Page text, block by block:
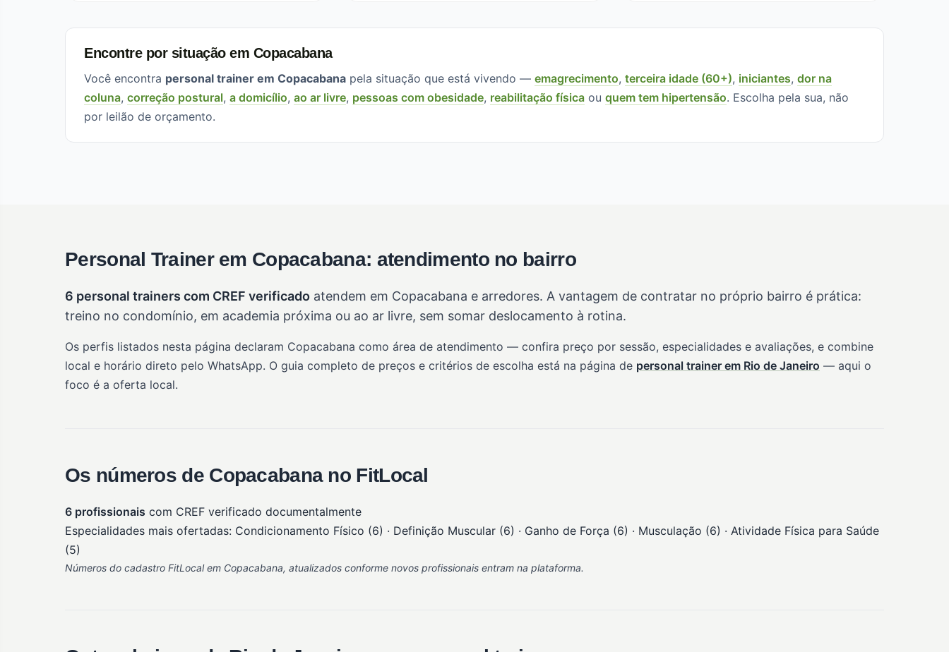
Encontre por situação em Copacabana
Você encontra personal trainer em Copacabana pela situação que está vivendo — emagrecimento, terceira idade (60+), iniciantes, dor na
coluna, correção postural, a domicílio, ao ar livre, pessoas com obesidade, reabilitação física ou quem tem hipertensão. Escolha pela sua, não
por leilão de orçamento.
Personal Trainer em Copacabana: atendimento no bairro
6 personal trainers com CREF verificado atendem em Copacabana e arredores. A vantagem de contratar no próprio bairro é prática:
treino no condomínio, em academia próxima ou ao ar livre, sem somar deslocamento à rotina.
Os perfis listados nesta página declaram Copacabana como área de atendimento — confira preço por sessão, especialidades e avaliações, e combine
local e horário direto pelo WhatsApp. O guia completo de preços e critérios de escolha está na página de personal trainer em Rio de Janeiro — aqui o
foco é a oferta local.
Os números de Copacabana no FitLocal
6 profissionais com CREF verificado documentalmente
Especialidades mais ofertadas: Condicionamento Físico (6) · Definição Muscular (6) · Ganho de Força (6) · Musculação (6) · Atividade Física para Saúde
(5)
Números do cadastro FitLocal em Copacabana, atualizados conforme novos profissionais entram na plataforma.